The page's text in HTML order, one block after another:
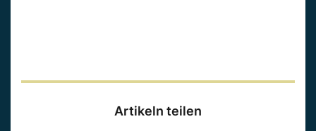
Artikeln teilen